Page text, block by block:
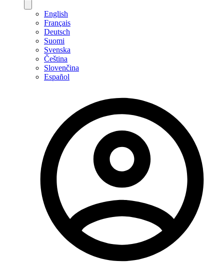
English
Français
Deutsch
Suomi
Svenska
Čeština
Slovenčina
Español